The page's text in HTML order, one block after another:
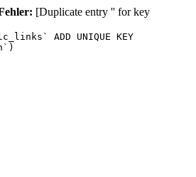
[Duplicate entry '' for key
ADD UNIQUE KEY